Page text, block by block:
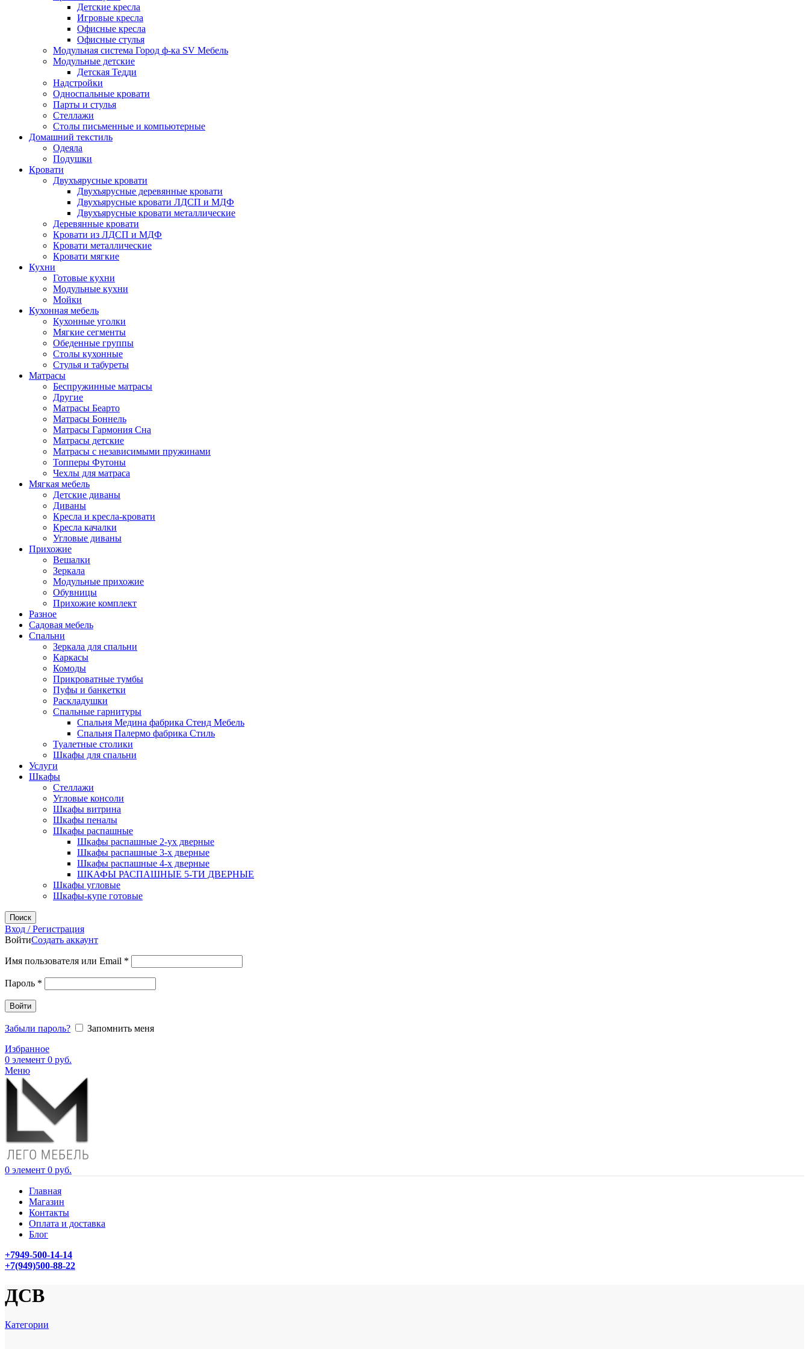
Детские кресла
Игровые кресла
Офисные кресла
Офисные стулья
Модульная система Город ф-ка SV Мебель
Модульные детские
Детская Тедди
Надстройки
Односпальные кровати
Парты и стулья
Стеллажи
Столы письменные и компьютерные
Домашний текстиль
Одеяла
Подушки
Кровати
Двухъярусные кровати
Двухъярусные деревянные кровати
Двухъярусные кровати ЛДСП и МДФ
Двухъярусные кровати металлические
Деревянные кровати
Кровати из ЛДСП и МДФ
Кровати металлические
Кровати мягкие
Кухни
Готовые кухни
Модульные кухни
Мойки
Кухонная мебель
Кухонные уголки
Мягкие сегменты
Обеденные группы
Столы кухонные
Стулья и табуреты
Матрасы
Беспружинные матрасы
Другие
Матрасы Беарто
Матрасы Боннель
Матрасы Гармония Сна
Матрасы детские
Матрасы с независимыми пружинами
Топперы Футоны
Чехлы для матраса
Мягкая мебель
Детские диваны
Диваны
Кресла и кресла-кровати
Кресла качалки
Угловые диваны
Прихожие
Вешалки
Зеркала
Модульные прихожие
Обувницы
Прихожие комплект
Разное
Садовая мебель
Спальни
Зеркала для спальни
Каркасы
Комоды
Прикроватные тумбы
Пуфы и банкетки
Раскладушки
Спальные гарнитуры
Спальня Медина фабрика Стенд Мебель
Спальня Палермо фабрика Стиль
Туалетные столики
Шкафы для спальни
Услуги
Шкафы
Стеллажи
Угловые консоли
Шкафы витрина
Шкафы пеналы
Шкафы распашные
Шкафы распашные 2-ух дверные
Шкафы распашные 3-х дверные
Шкафы распашные 4-х дверные
ШКАФЫ РАСПАШНЫЕ 5-ТИ ДВЕРНЫЕ
Шкафы угловые
Шкафы-купе готовые
Поиск
Вход / Регистрация
ВойтиСоздать аккаунт
Имя пользователя или Email *
Пароль *
Войти
Забыли пароль?
Запомнить меня
Избранное
0 элемент 0 руб.
Меню
0 элемент 0 руб.
Главная
Магазин
Контакты
Оплата и доставка
Блог
+7949-500-14-14
+7(949)500-88-22
ДСВ
Категории